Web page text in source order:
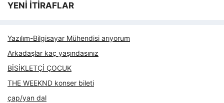
YENİ İTİRAFLAR
Yazılım-Bilgisayar Mühendisi arıyorum
Arkadaşlar kaç yaşındasınız
BİSİKLETÇİ ÇOCUK
THE WEEKND konser bileti
çap/yan dal